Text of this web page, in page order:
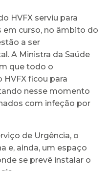
HVFX serviu para
em curso, no âmbito do
a ser
A Ministra da Saúde
que todo o
ficou para
nesse momento
com infeção por
de Urgência, o
e, ainda, um espaço
se prevê instalar o